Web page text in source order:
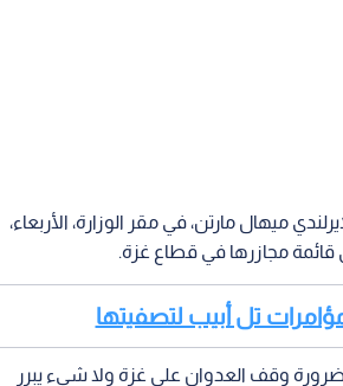
ميهال مارتن، في مقر الوزارة، الأربعاء،
قائمة مجازرها في قطاع غزة.
تل أبيب لتصفيتها
وقف العدوان على غزة ولا شيء يبرر